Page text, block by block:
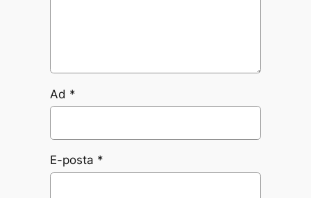
Ad *
E-posta *